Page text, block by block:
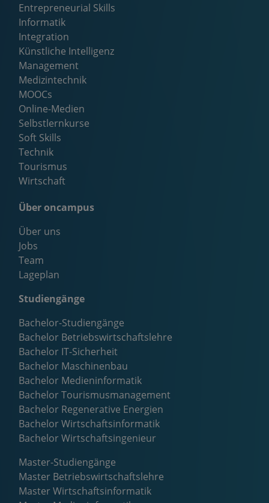
Entrepreneurial Skills
Informatik
Integration
Künstliche Intelligenz
Management
Medizintechnik
MOOCs
Online-Medien
Selbstlernkurse
Soft Skills
Technik
Tourismus
Wirtschaft
Über oncampus
Über uns
Jobs
Team
Lageplan
Studiengänge
Bachelor-Studiengänge
Bachelor Betriebswirtschaftslehre
Bachelor IT-Sicherheit
Bachelor Maschinenbau
Bachelor Medieninformatik
Bachelor Tourismusmanagement
Bachelor Regenerative Energien
Bachelor Wirtschaftsinformatik
Bachelor Wirtschaftsingenieur
Master-Studiengänge
Master Betriebswirtschaftslehre
Master Wirtschaftsinformatik